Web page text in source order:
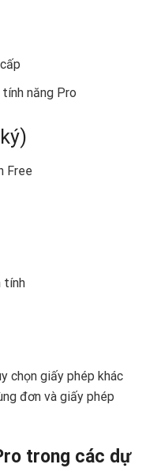
năng Pro
Free
tính
chọn giấy phép khác
đơn và giấy phép
trong các dự